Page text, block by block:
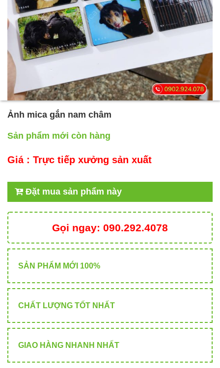
Ảnh mica gắn nam châm
Sản phẩm mới còn hàng
Giá : Trực tiếp xưởng sản xuất
Đặt mua sản phẩm này
Gọi ngay: 090.292.4078
SẢN PHẨM MỚI 100%
CHẤT LƯỢNG TỐT NHẤT
GIAO HÀNG NHANH NHẤT